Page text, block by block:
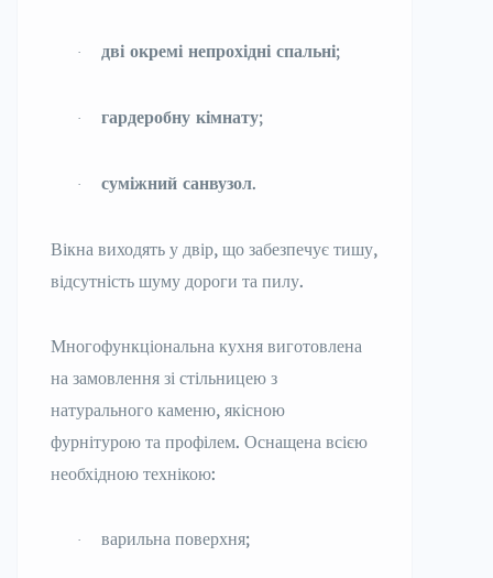
· дві окремі непрохідні спальні;
· гардеробну кімнату;
· суміжний санвузол.
Вікна виходять у двір, що забезпечує тишу,
відсутність шуму дороги та пилу.
Многофункціональна кухня виготовлена
на замовлення зі стільницею з
натурального каменю, якісною
фурнітурою та профілем. Оснащена всією
необхідною технікою:
· варильна поверхня;